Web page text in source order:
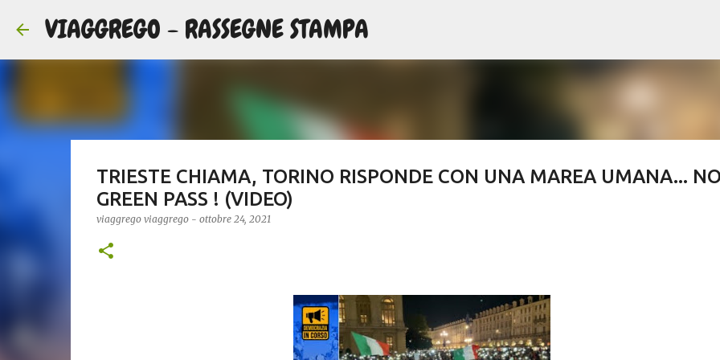
VIAGGREGO - RASSEGNE STAMPA
TRIESTE CHIAMA, TORINO RISPONDE CON UNA MAREA UMANA...
GREEN PASS ! (VIDEO)
viaggrego viaggrego - ottobre 24, 2021